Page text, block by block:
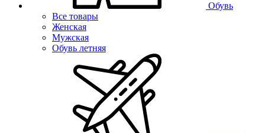
Обувь
Все товары
Женская
Мужская
Обувь летняя